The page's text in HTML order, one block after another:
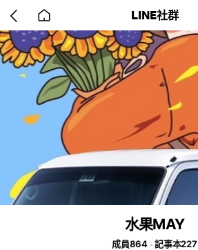
back
to
home
LINE社群
水果MAY
成員864
記事本227